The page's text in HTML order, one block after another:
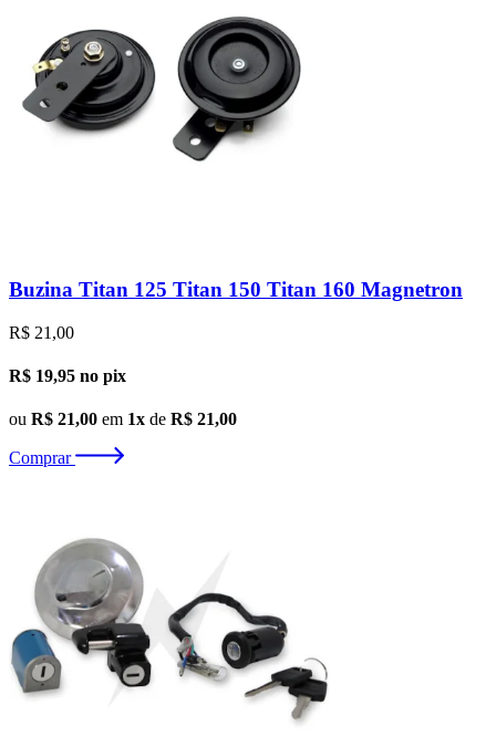
Buzina Titan 125 Titan 150 Titan 160 Magnetron
R$ 21,00
R$ 19,95 no pix
ou R$ 21,00 em 1x de R$ 21,00
Comprar